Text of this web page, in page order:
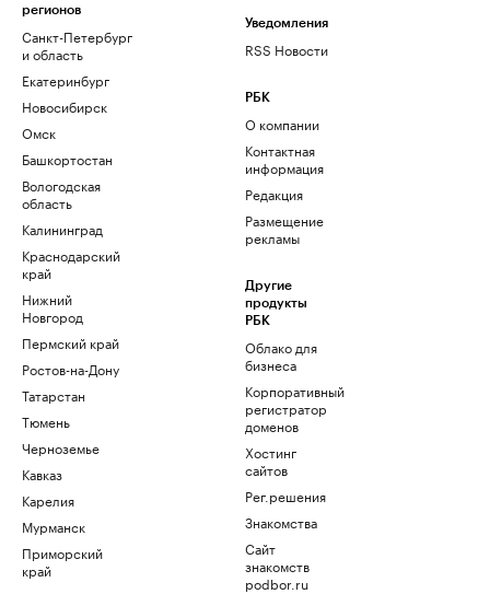
регионов
Санкт-Петербург
и область
Екатеринбург
Новосибирск
Омск
Башкортостан
Вологодская
область
Калининград
Краснодарский
край
Нижний
Новгород
Пермский край
Ростов-на-Дону
Татарстан
Тюмень
Черноземье
Кавказ
Карелия
Мурманск
Приморский
край
Уведомления
RSS Новости
РБК
О компании
Контактная
информация
Редакция
Размещение
рекламы
Другие
продукты
РБК
Облако для
бизнеса
Корпоративный
регистратор
доменов
Хостинг
сайтов
Рег.решения
Знакомства
Сайт
знакомств
podbor.ru